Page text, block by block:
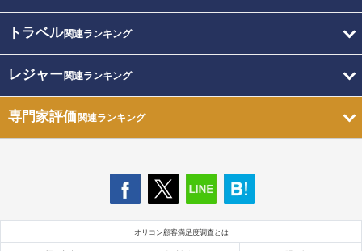
トラベル関連ランキング
レジャー関連ランキング
専門家評価関連ランキング
オリコン顧客満足度調査とは